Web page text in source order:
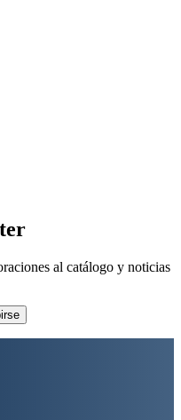
al catálogo y noticias